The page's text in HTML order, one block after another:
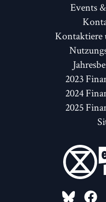
Events
Kontaktiere
2023
2024
2025